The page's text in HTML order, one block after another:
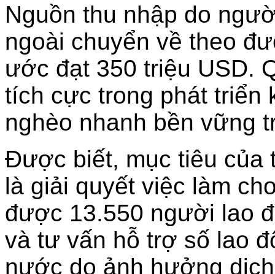
Nguồn thu nhập do
ngoài chuyển về theo
ước đạt 350 triệu USD.
tích cực trong phát triển
nghèo nhanh bền vững
Được biết, mục tiêu của
là giải quyết việc làm
được 13.550 người lao
và tư vấn hỗ trợ số lao
nước do ảnh hưởng